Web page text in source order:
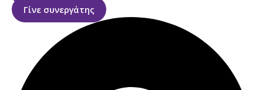
Γίνε συνεργάτης